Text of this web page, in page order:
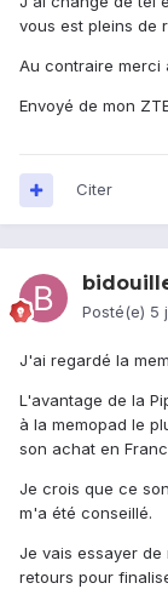
vous est pleins de
Au contraire merci
Envoyé de mon
Citer
Posté(e) 5
J'ai regardé la
L'avantage de la
à la memopad le
son achat en
Je crois que ce
m'a été conseillé.
Je vais essayer
retours pour